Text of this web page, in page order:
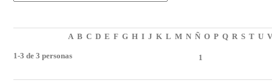
A B C D E F G H I J K L M N Ñ O P Q R S T U V
1-3 de 3 personas 1